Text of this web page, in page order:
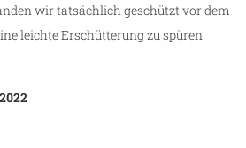
wir tatsächlich geschützt vor dem
leichte Erschütterung zu spüren.